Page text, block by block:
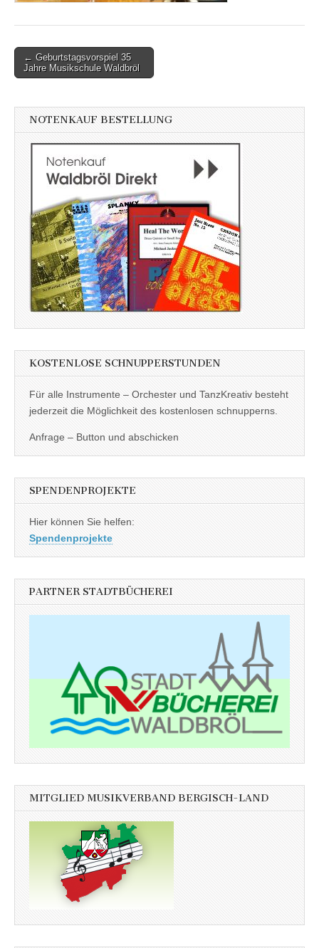
Post
navigation
← Geburtstagsvorspiel 35
Jahre Musikschule Waldbröl
NOTENKAUF BESTELLUNG
KOSTENLOSE SCHNUPPERSTUNDEN
Für alle Instrumente – Orchester und TanzKreativ besteht
jederzeit die Möglichkeit des kostenlosen schnupperns.
Anfrage – Button und abschicken
SPENDENPROJEKTE
Hier können Sie helfen:
Spendenprojekte
PARTNER STADTBÜCHEREI
MITGLIED MUSIKVERBAND BERGISCH-LAND